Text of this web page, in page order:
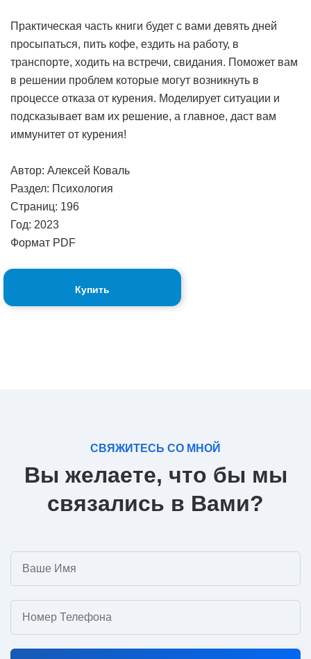
Практическая часть книги будет с вами девять дней
просыпаться, пить кофе, ездить на работу, в
транспорте, ходить на встречи, свидания. Поможет вам
в решении проблем которые могут возникнуть в
процессе отказа от курения. Моделирует ситуации и
подсказывает вам их решение, а главное, даст вам
иммунитет от курения!
Автор: Алексей Коваль
Раздел: Психология
Страниц: 196
Год: 2023
Формат PDF
Купить
СВЯЖИТЕСЬ СО МНОЙ
Вы желаете, что бы мы
связались в Вами?
Ваше Имя
Номер Телефона